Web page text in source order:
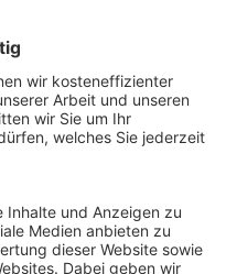
gemacht werden
Senatsverwaltung für